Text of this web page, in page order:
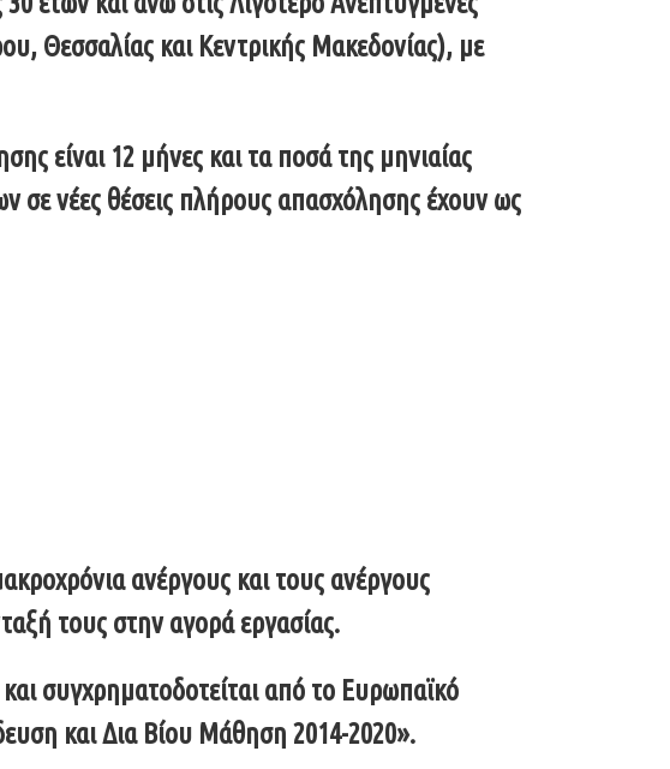
Θεσσαλίας και Κεντρικής Μακεδονίας), με
είναι 12 μήνες και τα ποσά της μηνιαίας
σε νέες θέσεις πλήρους απασχόλησης έχουν ως
ανέργους και τους ανέργους
τους στην αγορά εργασίας.
συγχρηματοδοτείται από το Ευρωπαϊκό
και Δια Βίου Μάθηση 2014-2020».